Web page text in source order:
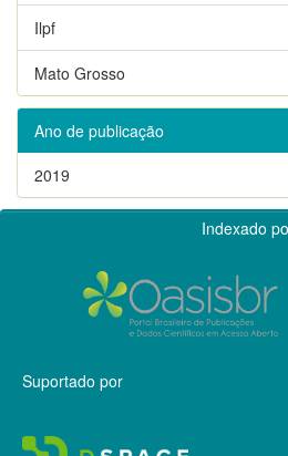
Ilpf
Mato Grosso
Ano de publicação
2019
Indexado
Suportado por